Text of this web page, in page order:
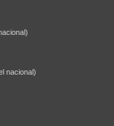
nacional)